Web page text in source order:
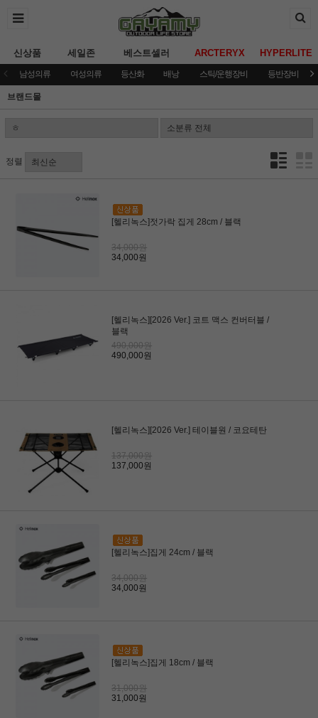
신상품 세일존 베스트셀러 ARCTERYX HYPERLITE
남성의류 여성의류 등산화 배낭 스틱/운행장비 등반장비
브랜드몰
정렬
[헬리녹스]젓가락 집게 28cm / 블랙
34,000원
34,000원
[헬리녹스][2026 Ver.] 코트 맥스 컨버터블 /
블랙
490,000원
490,000원
[헬리녹스][2026 Ver.] 테이블원 / 코요테탄
137,000원
137,000원
[헬리녹스]집게 24cm / 블랙
34,000원
34,000원
[헬리녹스]집게 18cm / 블랙
31,000원
31,000원